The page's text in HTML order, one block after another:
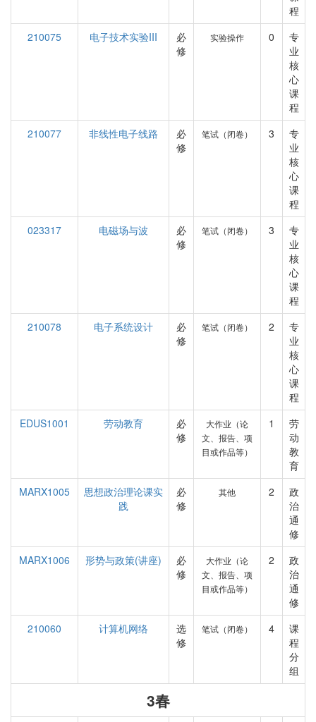
程
210075
电子技术实验III
必
修
实验操作 0
专
业
核
心
课
程
210077
非线性电子线路
必
修
笔试（闭卷） 3
专
业
核
心
课
程
023317
电磁场与波
必
修
笔试（闭卷） 3
专
业
核
心
课
程
210078
电子系统设计
必
修
笔试（闭卷） 2
专
业
核
心
课
程
EDUS1001
劳动教育
必
修
大作业（论
文、报告、项
目或作品等）
1
劳
动
教
育
MARX1005
思想政治理论课实
践
必
修
其他 2
政
治
通
修
MARX1006
形势与政策(讲座)
必
修
大作业（论
文、报告、项
目或作品等）
2
政
治
通
修
210060
计算机网络
选
修
笔试（闭卷） 4
课
程
分
组
3春